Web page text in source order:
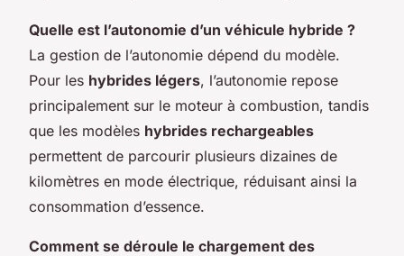
Quelle est l’autonomie d’un véhicule hybride ?
La gestion de l’autonomie dépend du modèle.
Pour les hybrides légers, l’autonomie repose
principalement sur le moteur à combustion, tandis
que les modèles hybrides rechargeables
permettent de parcourir plusieurs dizaines de
kilomètres en mode électrique, réduisant ainsi la
consommation d’essence.
Comment se déroule le chargement des